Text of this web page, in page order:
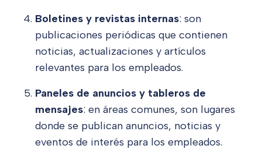
Boletines y revistas internas: son
publicaciones periódicas que contienen
noticias, actualizaciones y artículos
relevantes para los empleados.
Paneles de anuncios y tableros de
mensajes: en áreas comunes, son lugares
donde se publican anuncios, noticias y
eventos de interés para los empleados.